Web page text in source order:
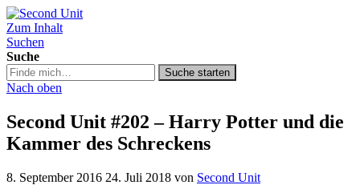
Second Unit
Zum Inhalt
Suchen
Suche
Suche
in
podcast.de/
Suche starten
Nach oben
Second Unit #202 – Harry Potter und die
Kammer des Schreckens
8. September 2016 24. Juli 2018 von Second Unit